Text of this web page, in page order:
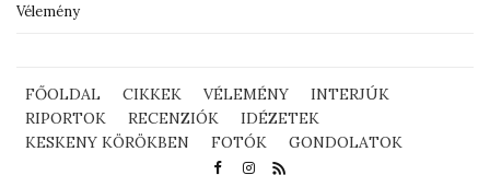
Vélemény
FŐOLDAL CIKKEK VÉLEMÉNY
INTERJÚK
RIPORTOK
RECENZIÓK
IDÉZETEK
KESKENY KÖRÖKBEN
FOTÓK GONDOLATOK